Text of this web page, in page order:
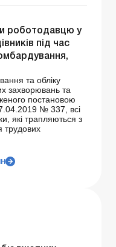
роботодавцю у
під час
та обліку
захворювань та
постановою
№ 337, всі
які трапляються з
трудових